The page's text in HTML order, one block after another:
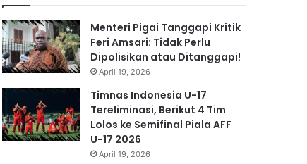
Menteri Pigai Tanggapi Kritik
Feri Amsari: Tidak Perlu
Dipolisikan atau Ditanggapi!
April 19, 2026
Timnas Indonesia U-17
Tereliminasi, Berikut 4 Tim
Lolos ke Semifinal Piala AFF
U-17 2026
April 19, 2026